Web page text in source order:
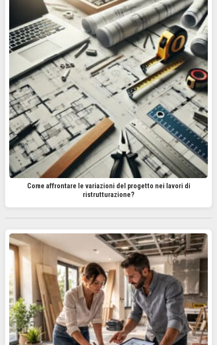
Come affrontare le variazioni del progetto nei lavori di
ristrutturazione?